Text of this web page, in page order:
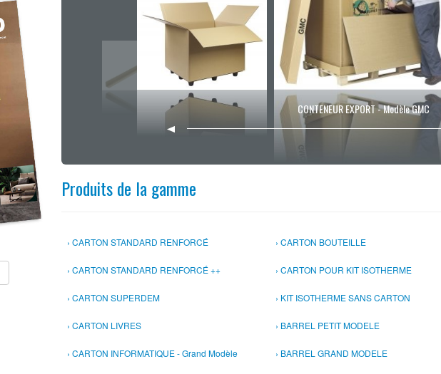
CONTENEUR EXPORT - Modèle GMC
Produits de la gamme
CARTON STANDARD RENFORCÉ
CARTON STANDARD RENFORCÉ ++
CARTON SUPERDEM
CARTON LIVRES
CARTON INFORMATIQUE - Grand Modèle
CARTON BOUTEILLE
CARTON POUR KIT ISOTHERME
KIT ISOTHERME SANS CARTON
BARREL PETIT MODELE
BARREL GRAND MODELE